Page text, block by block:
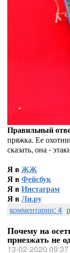
Правильный
пряжка. Ее
сказать, она -
Я вЖЖ
Я вФейсбук
Я вИнстаграм
Я вЛи.ру
комментарии: 4
Почему на
приезжать не
13-02-2020 09:37